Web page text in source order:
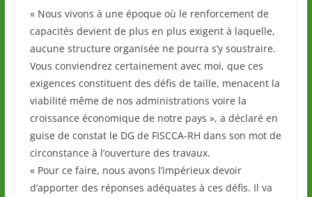
« Nous vivons à une époque où le renforcement de
capacités devient de plus en plus exigent à laquelle,
aucune structure organisée ne pourra s’y soustraire.
Vous conviendrez certainement avec moi, que ces
exigences constituent des défis de taille, menacent la
viabilité même de nos administrations voire la
croissance économique de notre pays », a déclaré en
guise de constat le DG de FISCCA-RH dans son mot de
circonstance à l’ouverture des travaux.
« Pour ce faire, nous avons l’impérieux devoir
d’apporter des réponses adéquates à ces défis. Il va